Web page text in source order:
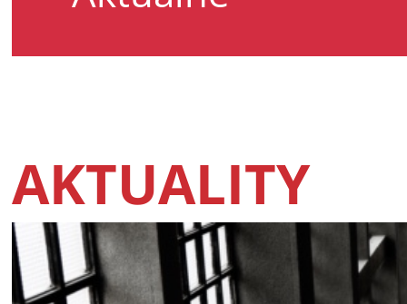
AKTUALITY